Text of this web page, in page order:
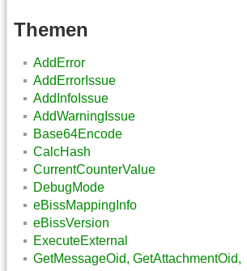
Themen
AddError
AddErrorIssue
AddInfoIssue
AddWarningIssue
Base64Encode
CalcHash
CurrentCounterValue
DebugMode
eBissMappingInfo
eBissVersion
ExecuteExternal
GetMessageOid, GetAttachmentOid,